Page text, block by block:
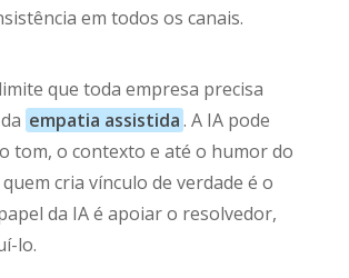
em todos os canais.
que toda empresa precisa
empatia assistida. A IA pode
tom, o contexto e até o humor do
cria vínculo de verdade é o
da IA é apoiar o resolvedor,
lo.